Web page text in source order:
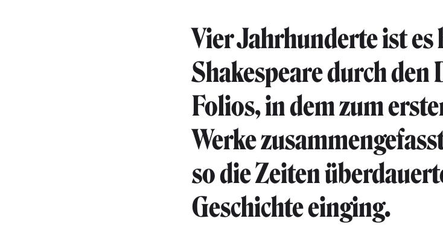
Vier Jahrhunderte ist es
Shakespeare durch den
Folios, in dem zum
Werke
so die Zeiten
Geschichte einging.